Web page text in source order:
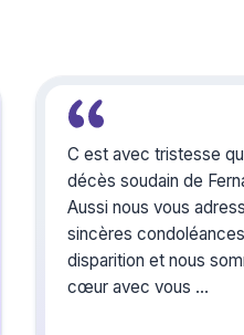
C est avec tristesse
décès soudain de
Aussi nous vous
sincères
disparition et nous
cœur avec vous